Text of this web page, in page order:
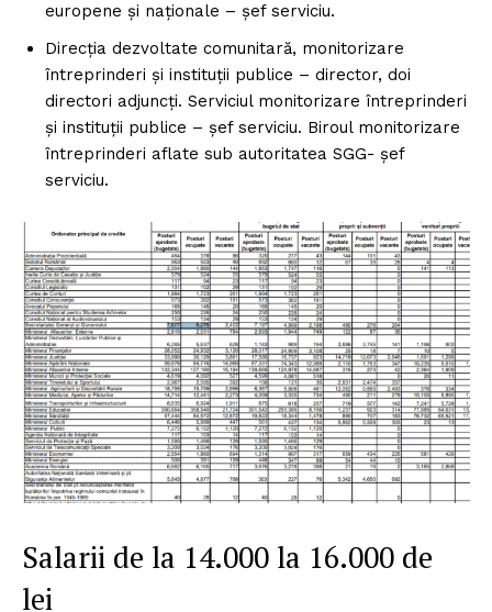
europene și naționale – șef serviciu.
Direcția dezvoltate comunitară, monitorizare
întreprinderi și instituții publice – director, doi
directori adjuncți. Serviciul monitorizare întreprinderi
și instituții publice – șef serviciu. Biroul monitorizare
întreprinderi aflate sub autoritatea SGG- șef
serviciu.
Salarii de la 14.000 la 16.000 de
lei